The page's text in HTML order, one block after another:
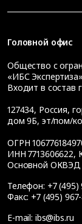
Головной офис
Общество с
«ИБС Экспертиза»
Входит в состав
127434, Россия,
дом 9Б, эт/пом/
ОГРН
ИНН 7713606622,
Основной ОКВЭД
Телефон: +7 (495)
Факс: +7 (495)
E-mail: ibs@ibs.ru